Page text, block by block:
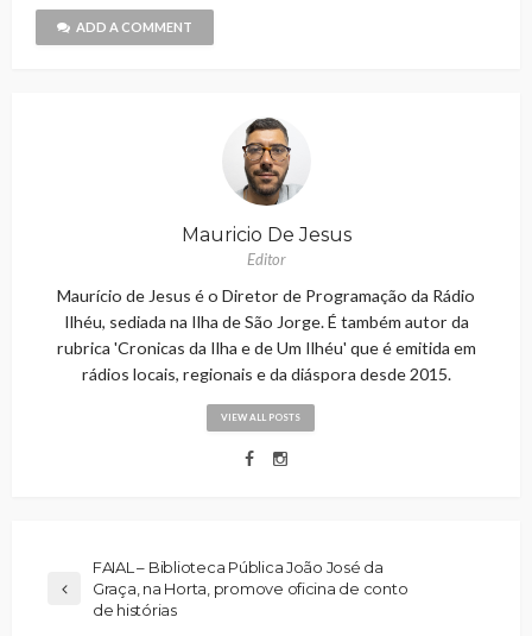
ADD A COMMENT
Mauricio De Jesus
Editor
Maurício de Jesus é o Diretor de Programação da Rádio
Ilhéu, sediada na Ilha de São Jorge. É também autor da
rubrica 'Cronicas da Ilha e de Um Ilhéu' que é emitida em
rádios locais, regionais e da diáspora desde 2015.
VIEW ALL POSTS
FAIAL – Biblioteca Pública João José da
Graça, na Horta, promove oficina de conto
de histórias